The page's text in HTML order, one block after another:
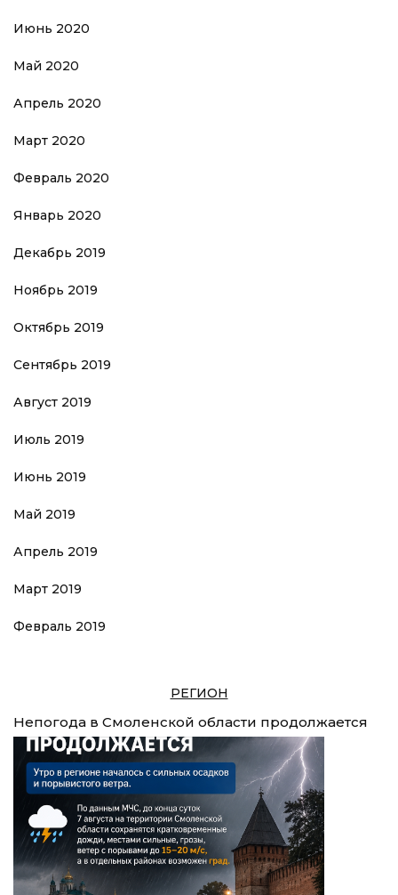
Июнь 2020
Май 2020
Апрель 2020
Март 2020
Февраль 2020
Январь 2020
Декабрь 2019
Ноябрь 2019
Октябрь 2019
Сентябрь 2019
Август 2019
Июль 2019
Июнь 2019
Май 2019
Апрель 2019
Март 2019
Февраль 2019
РЕГИОН
Непогода в Смоленской области продолжается